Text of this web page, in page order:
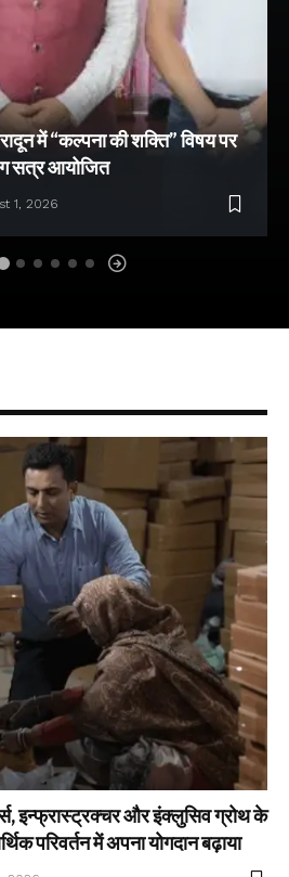
में “कल्पना की शक्ति” विषय पर
सत्र आयोजित
1, 2026
इन्फ्रास्ट्रक्चर और इंक्लुसिव ग्रोथ के
परिवर्तन में अपना योगदान बढ़ाया